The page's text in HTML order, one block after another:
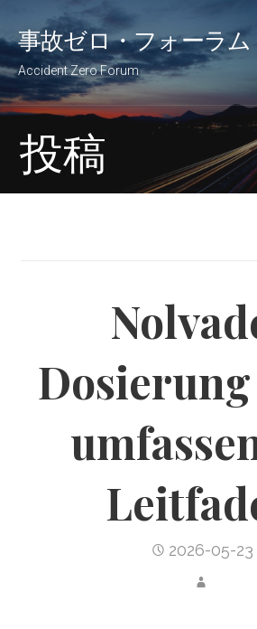
ン
ツ
事故ゼロ・フォーラム
Accident Zero Forum
投稿
2026-05-23